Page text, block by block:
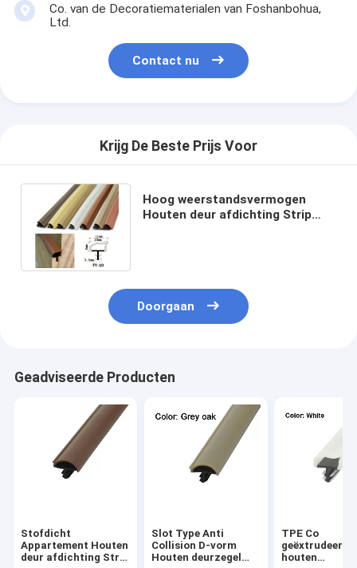
Co. van de Decoratiematerialen van Foshanbohua,
Ltd.
Contact nu
Krijg De Beste Prijs Voor
Hoog weerstandsvermogen
Houten deur afdichting Strip
Doorgaan
Geadviseerde Producten
Stofdicht
Appartement Houten
deur afdichting Strip
Slot Type Anti
Collision D-vorm
Houten deurzegel
TPE Co
geëxtrudeerde
houten